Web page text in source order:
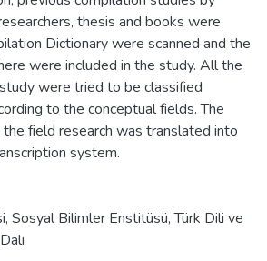
thesis and books were
Dictionary were scanned and the
were included in the study. All the
were tried to be classified
to the conceptual fields. The
field research was translated into
system.
Sosyal Bilimler Enstitüsü, Türk Dili ve